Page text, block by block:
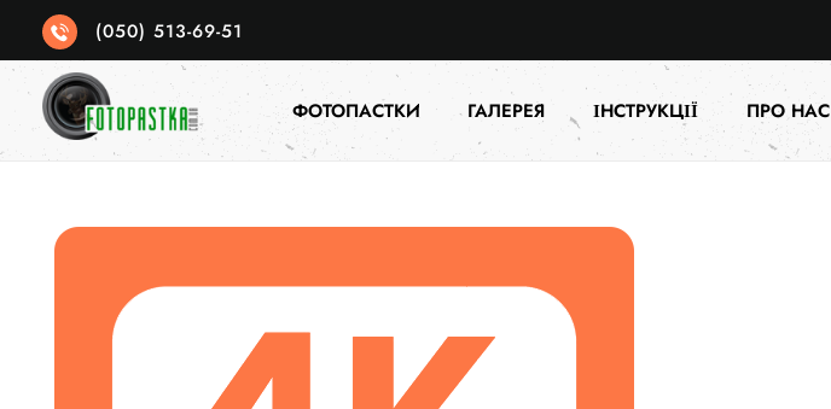
(050) 513-69-51
Фотопастка
ФОТОПАСТКИ ГАЛЕРЕЯ ІНСТРУКЦІЇ ПРО НАС